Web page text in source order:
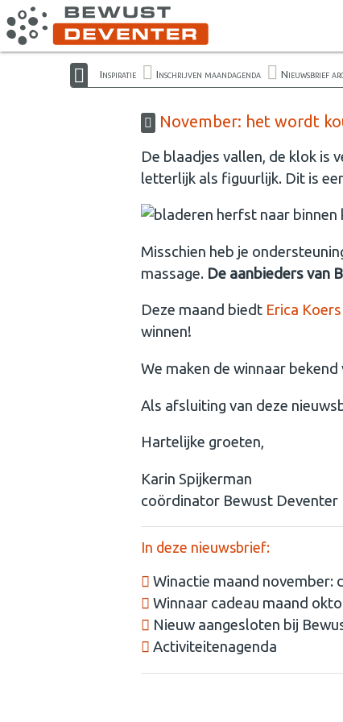
Inspiratie Inschrijven maandagenda Nieuwsbrief
November: het wordt
De blaadjes vallen, de klok is
letterlijk als figuurlijk. Dit is
Misschien heb je
massage. De aanbieders van
Deze maand biedt Erica
winnen!
We maken de winnaar bekend
Als afsluiting van deze
Hartelijke groeten,
Karin Spijkerman
coördinator Bewust Deventer
In deze nieuwsbrief:
Winactie maand november:
Winnaar cadeau maand
Nieuw aangesloten bij
Activiteitenagenda